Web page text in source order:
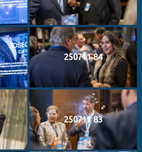
250711 84
250711 83